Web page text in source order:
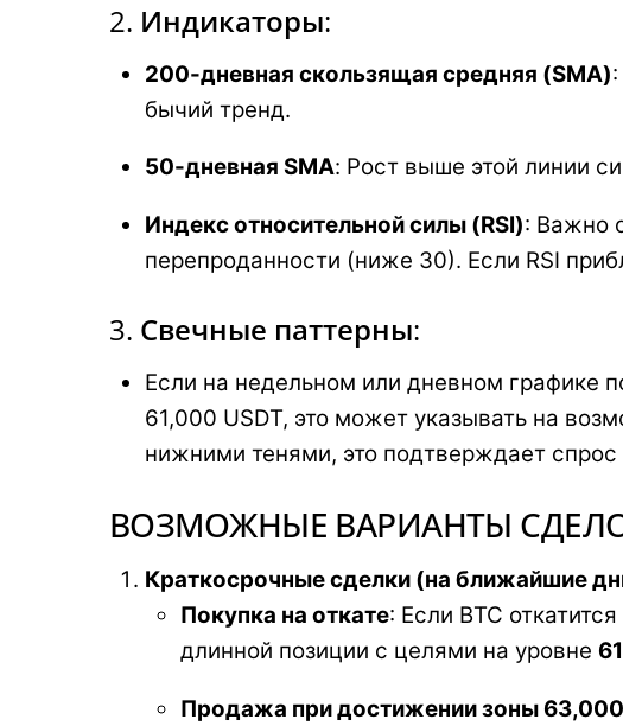
2. Индикаторы:
200-дневная скользящая средняя (SMA)
бычий тренд.
50-дневная SMA: Рост выше этой линии
Индекс относительной силы (RSI): Важно
перепроданности (ниже 30). Если RSI
3. Свечные паттерны:
Если на недельном или дневном графике
61,000 USDT, это может указывать на
нижними тенями, это подтверждает
ВОЗМОЖНЫЕ ВАРИАНТЫ
Краткосрочные сделки (на ближайшие
Покупка на откате: Если BTC откатится
длинной позиции с целями на уровне
Продажа при достижении зоны